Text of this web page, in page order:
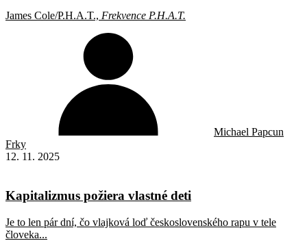
James Cole/P.H.A.T., Frekvence P.H.A.T.
Michael Papcun
Frky
12. 11. 2025
Kapitalizmus požiera vlastné deti
Je to len pár dní, čo vlajková loď československého rapu v tele
človeka...